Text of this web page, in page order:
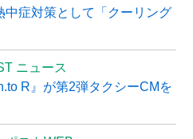
症対策として「クーリング
ニュース
R』が第2弾タクシーCMを